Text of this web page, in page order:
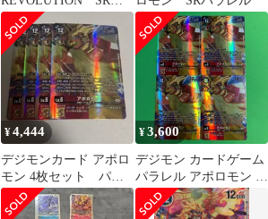
下４コン
¥4,444
デジモンカード アポロ
モン 4枚セット パラ
レル
¥3,600
デジモン カードゲーム
パラレル アポロモン 4
枚 SR BT25 DUAL
REVOLUTION デジタ